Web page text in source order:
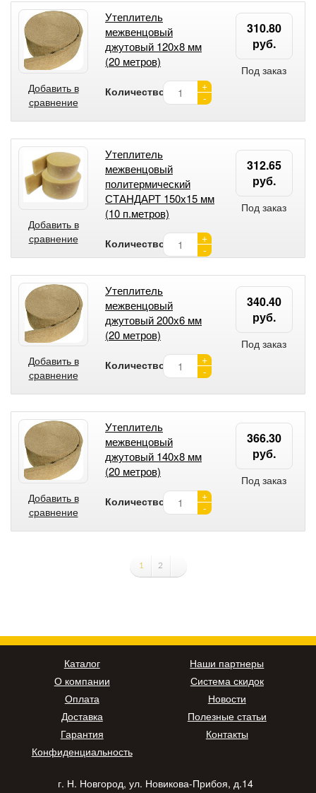
Добавить в
сравнение
Утеплитель
межвенцовый
джутовый 120х8 мм
(20 метров)
Количество:
+
-
310.80
руб.
Под заказ
Добавить в
сравнение
Утеплитель
межвенцовый
политермический
СТАНДАРТ 150х15 мм
(10 п.метров)
Количество:
+
-
312.65
руб.
Под заказ
Добавить в
сравнение
Утеплитель
межвенцовый
джутовый 200х6 мм
(20 метров)
Количество:
+
-
340.40
руб.
Под заказ
Добавить в
сравнение
Утеплитель
межвенцовый
джутовый 140х8 мм
(20 метров)
Количество:
+
-
366.30
руб.
Под заказ
1 2
Каталог
О компании
Оплата
Доставка
Гарантия
Конфиденциальность
Наши партнеры
Система скидок
Новости
Полезные статьи
Контакты
г. Н. Новгород, ул. Новикова-Прибоя, д.14